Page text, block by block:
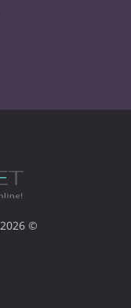
© 2026 فروشگاه اینترنتی سال‌ست